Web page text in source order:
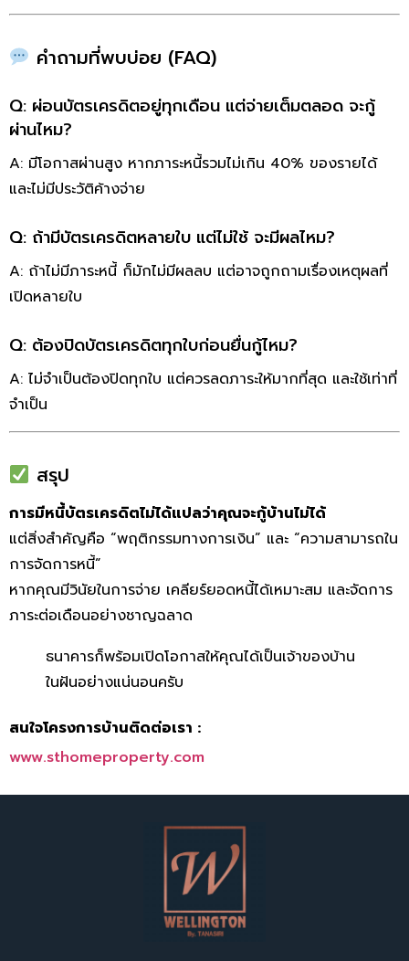
คำถามที่พบบ่อย (FAQ)
Q: ผ่อนบัตรเครดิตอยู่ทุกเดือน แต่จ่ายเต็มตลอด จะกู้
ผ่านไหม?
A: มีโอกาสผ่านสูง หากภาระหนี้รวมไม่เกิน 40% ของรายได้
และไม่มีประวัติค้างจ่าย
Q: ถ้ามีบัตรเครดิตหลายใบ แต่ไม่ใช้ จะมีผลไหม?
A: ถ้าไม่มีภาระหนี้ ก็มักไม่มีผลลบ แต่อาจถูกถามเรื่องเหตุผลที่
เปิดหลายใบ
Q: ต้องปิดบัตรเครดิตทุกใบก่อนยื่นกู้ไหม?
A: ไม่จำเป็นต้องปิดทุกใบ แต่ควรลดภาระให้มากที่สุด และใช้เท่าที่
จำเป็น
สรุป
การมีหนี้บัตรเครดิตไม่ได้แปลว่าคุณจะกู้บ้านไม่ได้
แต่สิ่งสำคัญคือ “พฤติกรรมทางการเงิน” และ “ความสามารถใน
การจัดการหนี้”
หากคุณมีวินัยในการจ่าย เคลียร์ยอดหนี้ได้เหมาะสม และจัดการ
ภาระต่อเดือนอย่างชาญฉลาด
ธนาคารก็พร้อมเปิดโอกาสให้คุณได้เป็นเจ้าของบ้าน
ในฝันอย่างแน่นอนครับ
สนใจโครงการบ้านติดต่อเรา :
www.sthomeproperty.com